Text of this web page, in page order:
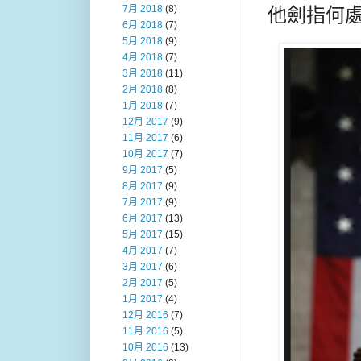
他劍指何
7月 2018 (8)
6月 2018 (7)
5月 2018 (9)
4月 2018 (7)
3月 2018 (11)
2月 2018 (8)
1月 2018 (7)
12月 2017 (9)
11月 2017 (6)
10月 2017 (7)
9月 2017 (5)
8月 2017 (9)
7月 2017 (9)
6月 2017 (13)
5月 2017 (15)
4月 2017 (7)
3月 2017 (6)
2月 2017 (5)
1月 2017 (4)
12月 2016 (7)
11月 2016 (5)
10月 2016 (13)